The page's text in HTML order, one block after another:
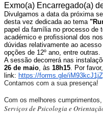
Exmo(a) Encarregado(a)
Divulgamos a data da próxima
desta vez dedicada ao tema
papel da família no processo de
académico e profissional dos
dúvidas relativamente ao
opções de 12º ano, entre outras.
A sessão decorrerá nas
26 de maio , às 18h15 Por
link: https://forms.gle/
Contamos com a sua presença!
Com os melhores cumprimentos,
Serviços de Psicologia e